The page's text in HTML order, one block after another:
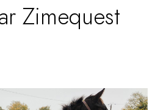
Zimequest